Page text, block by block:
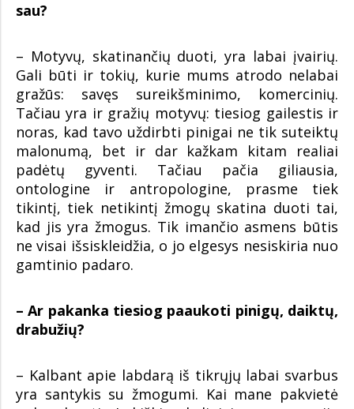
sau?
– Motyvų, skatinančių duoti, yra labai įvairių.
Gali būti ir tokių, kurie mums atrodo nelabai
gražūs: savęs sureikšminimo, komercinių.
Tačiau yra ir gražių motyvų: tiesiog gailestis ir
noras, kad tavo uždirbti pinigai ne tik suteiktų
malonumą, bet ir dar kažkam kitam realiai
padėtų gyventi. Tačiau pačia giliausia,
ontologine ir antropologine, prasme tiek
tikintį, tiek netikintį žmogų skatina duoti tai,
kad jis yra žmogus. Tik imančio asmens būtis
ne visai išsiskleidžia, o jo elgesys nesiskiria nuo
gamtinio padaro.
– Ar pakanka tiesiog paaukoti pinigų, daiktų,
drabužių?
– Kalbant apie labdarą iš tikrųjų labai svarbus
yra santykis su žmogumi. Kai mane pakvietė